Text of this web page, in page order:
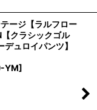
ージ【ラルフロー
クラシックゴル
ュロイパンツ】
YM]